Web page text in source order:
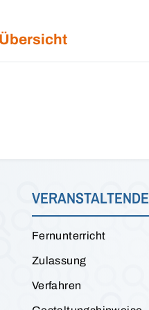
VERANSTALTENDE
Fernunterricht
Zulassung
Verfahren